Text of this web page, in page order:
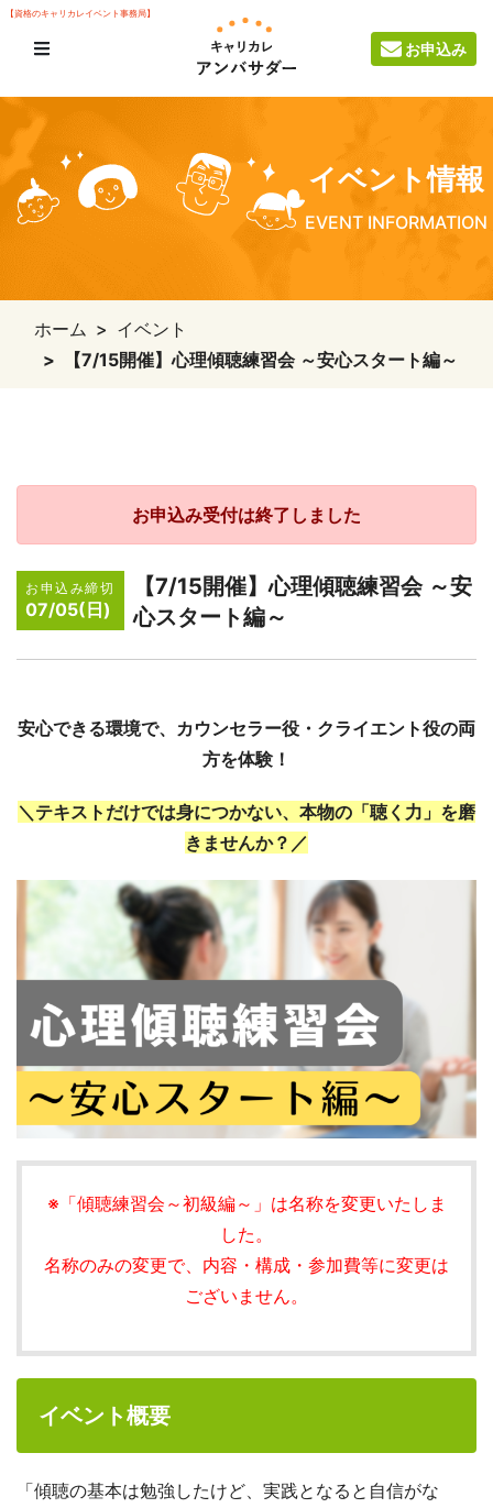
お申込み
【資格のキャリカレイベント事務局】
イベント情報
EVENT INFORMATION
ホーム
イベント
【7/15開催】心理傾聴練習会 ～安心スタート編～
お申込み受付は終了しました
お申込み締切
07/05(日)
【7/15開催】心理傾聴練習会 ～安
心スタート編～
安心できる環境で、カウンセラー役・クライエント役の両
方を体験！
＼テキストだけでは身につかない、本物の「聴く力」を磨
きませんか？／
※「傾聴練習会～初級編～」は名称を変更いたしま
した。
名称のみの変更で、内容・構成・参加費等に変更は
ございません。
イベント概要
「傾聴の基本は勉強したけど、実践となると自信がな